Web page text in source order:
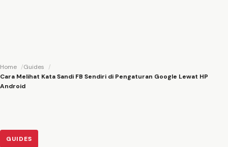
Home
Guides
Cara Melihat Kata Sandi FB Sendiri di Pengaturan Google Lewat HP
Android
GUIDES